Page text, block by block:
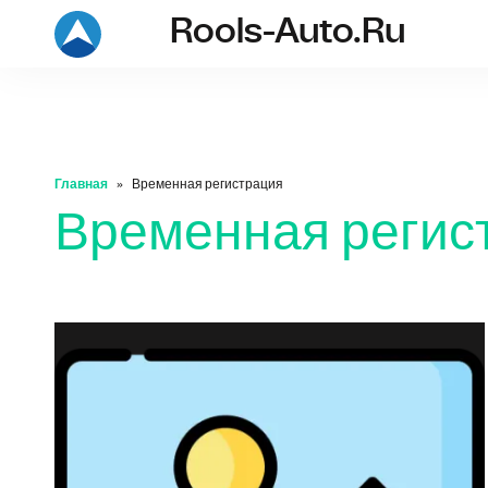
rools-auto.ru
Rools-Auto.ru
Главная Временная регистрация
Временная